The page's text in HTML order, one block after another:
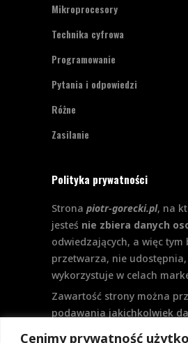
Cenimy prywatność
Mikroprocesory
Technika cyfrowa
Programowanie
Pytania i odpowiedzi
Różne
Zasilanie
Polityka prywatności
Strona piotr-gorecki.pl, na
jesteś nie zbiera danych
odwiedzających, a więc
przetwarza, nie
wykorzystuje w celach
Zawartość strony można
podawania jakichkolwiek